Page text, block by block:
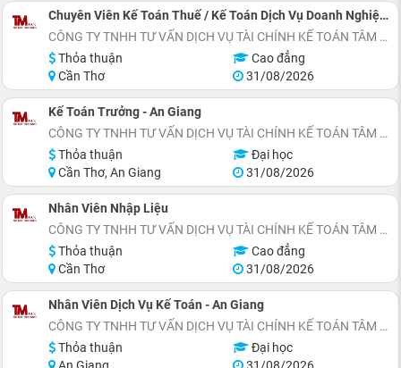
Chuyên Viên Kế Toán Thuế / Kế Toán Dịch Vụ Doanh Nghiệp - Cần Thơ
CÔNG TY TNHH TƯ VẤN DỊCH VỤ TÀI CHÍNH KẾ TOÁN TÂM MINH
Thỏa thuận
Cao đẳng
Cần Thơ
31/08/2026
Kế Toán Trưởng - An Giang
CÔNG TY TNHH TƯ VẤN DỊCH VỤ TÀI CHÍNH KẾ TOÁN TÂM MINH
Thỏa thuận
Đại học
Cần Thơ, An Giang
31/08/2026
Nhân Viên Nhập Liệu
CÔNG TY TNHH TƯ VẤN DỊCH VỤ TÀI CHÍNH KẾ TOÁN TÂM MINH
Thỏa thuận
Cao đẳng
Cần Thơ
31/08/2026
Nhân Viên Dịch Vụ Kế Toán - An Giang
CÔNG TY TNHH TƯ VẤN DỊCH VỤ TÀI CHÍNH KẾ TOÁN TÂM MINH
Thỏa thuận
Đại học